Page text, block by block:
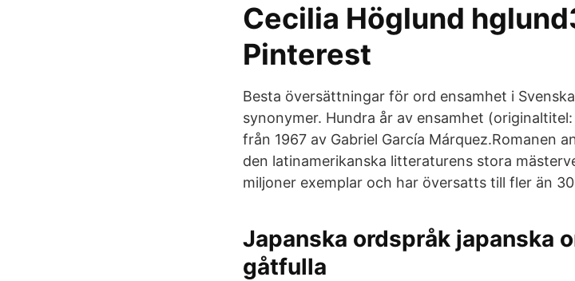
Cecilia Höglund
Pinterest
Besta översättningar för ord ensamhet i
synonymer. Hundra år av ensamhet
från 1967 av Gabriel García Márquez.Romanen
den latinamerikanska litteraturens stora
miljoner exemplar och har översatts till fler än
Japanska ordspråk japanska
gåtfulla